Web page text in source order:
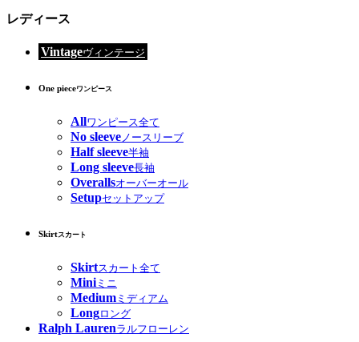
レディース
Vintageヴィンテージ
One pieceワンピース
Allワンピース全て
No sleeveノースリーブ
Half sleeve半袖
Long sleeve長袖
Overallsオーバーオール
Setupセットアップ
Skirtスカート
Skirtスカート全て
Miniミニ
Medium ミディアム
Longロング
Ralph Laurenラルフローレン